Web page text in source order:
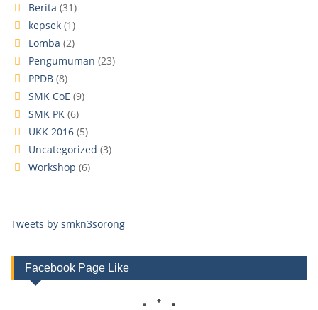
Berita (31)
kepsek (1)
Lomba (2)
Pengumuman (23)
PPDB (8)
SMK CoE (9)
SMK PK (6)
UKK 2016 (5)
Uncategorized (3)
Workshop (6)
Tweets by smkn3sorong
Facebook Page Like